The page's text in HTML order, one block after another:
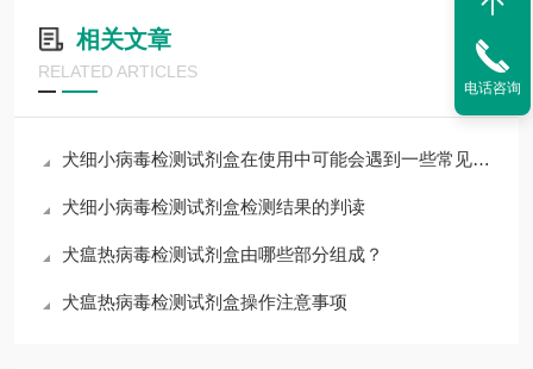
相关文章
RELATED ARTICLES
犬细小病毒检测试剂盒在使用中可能会遇到一些常见问题
犬细小病毒检测试剂盒检测结果的判读
犬瘟热病毒检测试剂盒由哪些部分组成？
犬瘟热病毒检测试剂盒操作注意事项
电话咨询